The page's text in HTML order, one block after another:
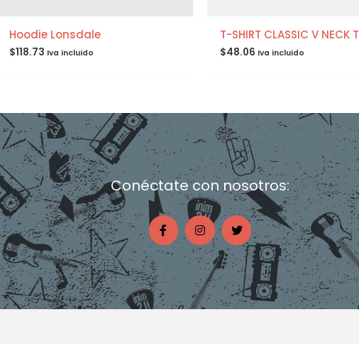
Hoodie Lonsdale
$118.73 Iva incluido
T-SHIRT CLASSIC V NECK
$48.06 Iva incluido
Conéctate con nosotros:
F
a
c
e
b
o
o
k
-
I
n
s
t
a
g
r
a
m
T
w
i
t
t
e
r